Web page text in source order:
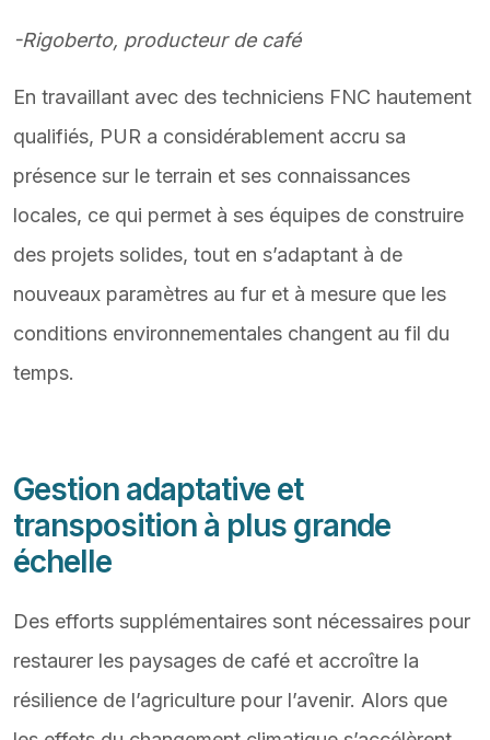
-Rigoberto, producteur de café
En travaillant avec des techniciens FNC hautement
qualifiés, PUR a considérablement accru sa
présence sur le terrain et ses connaissances
locales, ce qui permet à ses équipes de construire
des projets solides, tout en s’adaptant à de
nouveaux paramètres au fur et à mesure que les
conditions environnementales changent au fil du
temps.
Gestion adaptative et
transposition à plus grande
échelle
Des efforts supplémentaires sont nécessaires pour
restaurer les paysages de café et accroître la
résilience de l’agriculture pour l’avenir. Alors que